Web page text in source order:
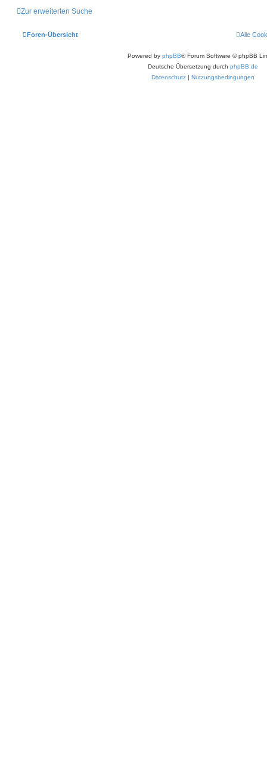
Zur erweiterten Suche
Foren-Übersicht Alle
Powered by phpBB® Forum Software © phpBB
Deutsche Übersetzung durch phpBB.de
Datenschutz | Nutzungsbedingungen